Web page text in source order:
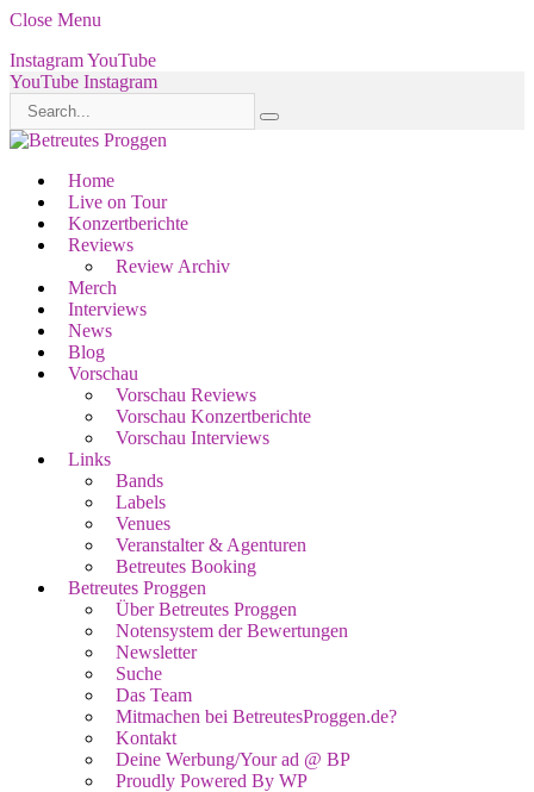
Close Menu
InstagramYouTube
YouTube Instagram
Home
Live on Tour
Konzertberichte
Reviews
Review Archiv
Merch
Interviews
News
Blog
Vorschau
Vorschau Reviews
Vorschau Konzertberichte
Vorschau Interviews
Links
Bands
Labels
Venues
Veranstalter & Agenturen
Betreutes Booking
Betreutes Proggen
Über Betreutes Proggen
Notensystem der Bewertungen
Newsletter
Suche
Das Team
Mitmachen bei BetreutesProggen.de?
Kontakt
Deine Werbung/Your ad @ BP
Proudly Powered By WP